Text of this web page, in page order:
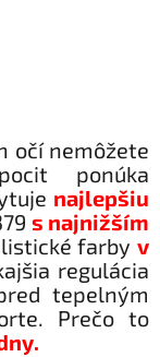
očí nemôžete
ponúka
najlepšiu
s najnižším
farbyv
regulácia
tepelným
Prečo to
.